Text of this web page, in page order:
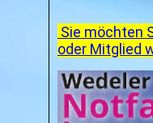
Sie möchten
oder Mitglied